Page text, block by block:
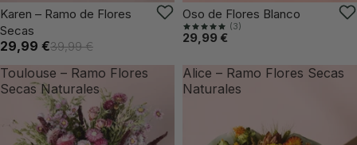
-25%
Karen – Ramo de Flores
Secas
29,99 €39,99 €
ÚLTIMAS UNIDADES
Oso de Flores Blanco
(3)
29,99 €
Toulouse – Ramo Flores
Secas Naturales
Alice – Ramo Flores Secas
Naturales